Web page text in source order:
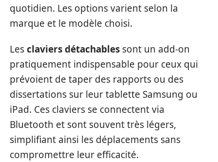
quotidien. Les options varient selon la
marque et le modèle choisi.
Lesclaviers détachables sont un add-on
pratiquement indispensable pour ceux qui
prévoient de taper des rapports ou des
dissertations sur leur tablette Samsung ou
iPad. Ces claviers se connectent via
Bluetooth et sont souvent très légers,
simplifiant ainsi les déplacements sans
compromettre leur efficacité.